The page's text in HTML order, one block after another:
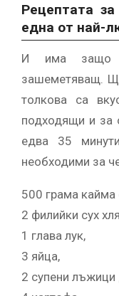
Рецептата
една от най-
И има защо
зашеметяващ.
толкова са
подходящи и за
едва 35
необходими за
500 грама
2 филийки сух
1 глава лук,
3 яйца,
2 супени